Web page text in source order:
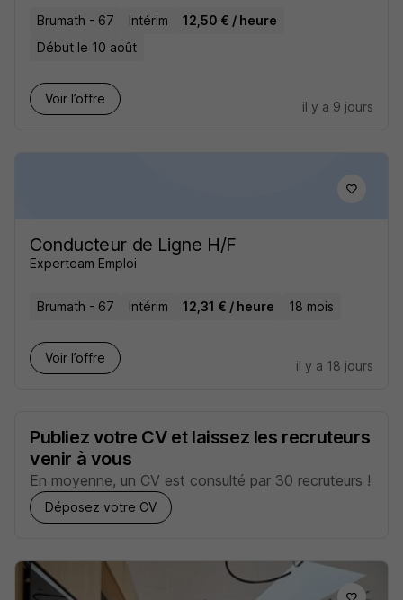
Brumath - 67 Intérim
12,50 € / heure
Début le 10 août
Voir l’offre
il y a 9 jours
Conducteur de Ligne H/F
Experteam Emploi
Brumath - 67 Intérim 12,31 € / heure 18 mois
Voir l’offre
il y a 18 jours
Publiez votre CV et laissez les recruteurs
venir à vous
En moyenne, un CV est consulté par 30 recruteurs !
Déposez votre CV